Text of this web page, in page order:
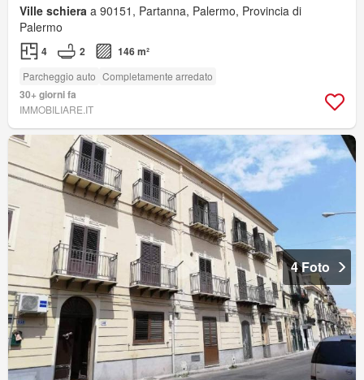
Ville schiera a 90151, Partanna, Palermo, Provincia di
Palermo
4 2 146 m²
Parcheggio auto Completamente arredato
30+ giorni fa
IMMOBILIARE.IT
4 Foto